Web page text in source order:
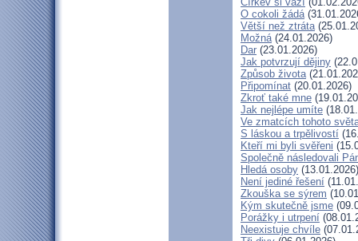
O cokoli žádá
Větší než ztráta
Možná(24.01.2026)
Dar (23.01.2026)
Jak potvrzují dějiny
Způsob života
Připomínat (20.01.2026)
Zkroť také mne
Jak nejlépe umíte
Ve zmatcích tohoto
S láskou a trpělivostí
Kteří mi byli svěřeni
Společně následovali
Hledá osoby (13.01.2026)
Není jediné řešení
Zkouška se sýrem
Kým skutečně jsme
Porážky i utrpení
Neexistuje chvíle